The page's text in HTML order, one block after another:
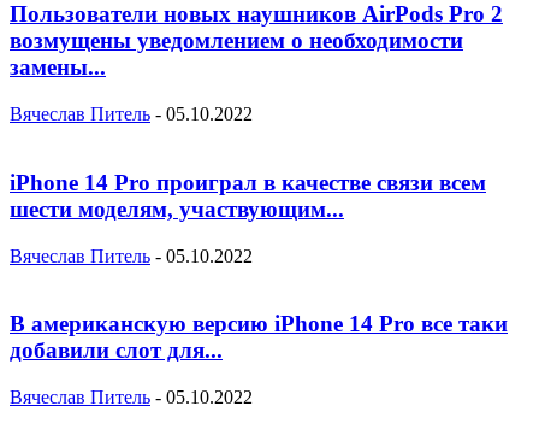
Пользователи новых наушников AirPods Pro 2
возмущены уведомлением о необходимости
замены...
Вячеслав Питель - 05.10.2022
iPhone 14 Pro проиграл в качестве связи всем
шести моделям, участвующим...
Вячеслав Питель - 05.10.2022
В американскую версию iPhone 14 Pro все таки
добавили слот для...
Вячеслав Питель - 05.10.2022